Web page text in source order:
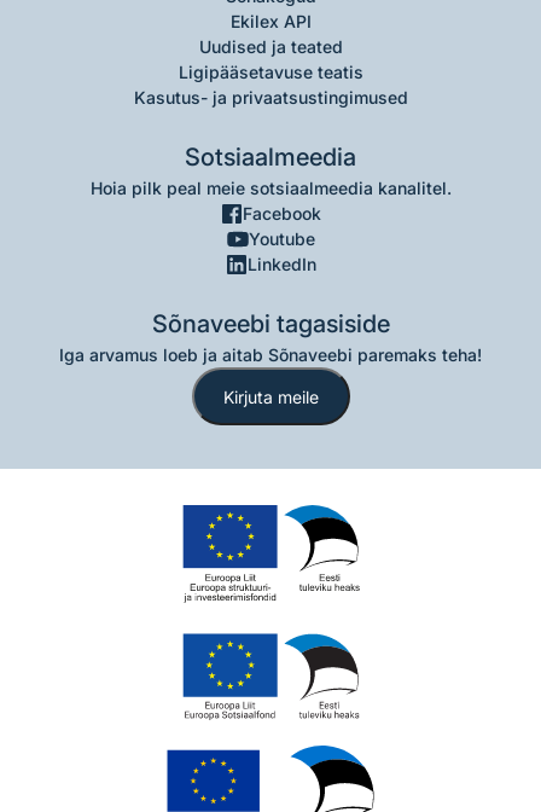
Ekilex API
Uudised ja teated
Ligipääsetavuse teatis
Kasutus- ja privaatsustingimused
Sotsiaalmeedia
Hoia pilk peal meie sotsiaalmeedia kanalitel.
Facebook
Youtube
LinkedIn
Sõnaveebi tagasiside
Iga arvamus loeb ja aitab Sõnaveebi paremaks teha!
Kirjuta meile